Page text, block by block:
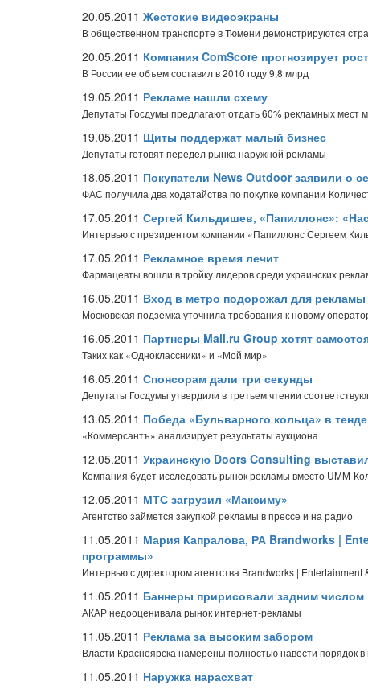
20.05.2011 Жестокие видеоэкраны
В общественном транспорте в Тюмени демонстрируются
20.05.2011 Компания ComScore прогнозирует
В России ее объем составил в 2010 году 9,8 млрд
19.05.2011 Рекламе нашли схему
Депутаты Госдумы предлагают отдать 60% рекламных мест
19.05.2011 Щиты поддержат малый бизнес
Депутаты готовят передел рынка наружной рекламы
18.05.2011 Покупатели News Outdoor заявили о
ФАС получила два ходатайства по покупке компании
17.05.2011 Сергей Кильдишев, «Папиллонс»:
Интервью с президентом компании «Папиллонс Сергеем
17.05.2011 Рекламное время лечит
Фармацевты вошли в тройку лидеров среди украинских
16.05.2011 Вход в метро подорожал для рекламы
Московская подземка уточнила требования к новому
16.05.2011 Партнеры Mail.ru Group хотят
Таких как «Одноклассники» и «Мой мир»
16.05.2011 Спонсорам дали три секунды
Депутаты Госдумы утвердили в третьем чтении
13.05.2011 Победа «Бульварного кольца» в
«Коммерсантъ» анализирует результаты аукциона
12.05.2011 Украинскую Doors Consulting
Компания будет исследовать рынок рекламы вместо UMM
12.05.2011 МТС загрузил «Максиму»
Агентство займется закупкой рекламы в прессе и на радио
11.05.2011 Мария Капралова, РА Brandworks |
программы»
Интервью с директором агентства Brandworks |
11.05.2011 Баннеры пририсовали задним числом
АКАР недооценивала рынок интернет-рекламы
11.05.2011 Реклама за высоким забором
Власти Красноярска намерены полностью навести порядок
11.05.2011 Наружка нарасхват